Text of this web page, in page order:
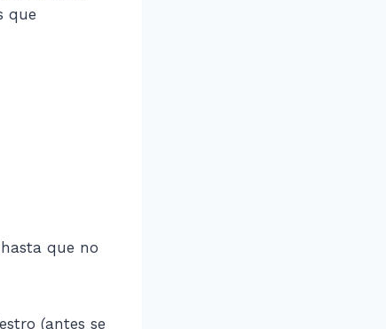
que
que no
(antes se